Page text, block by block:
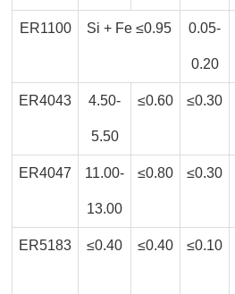
ER1100 Si + Fe ≤0.95 0.05-
0.20
ER4043 4.50-
5.50
≤0.60 ≤0.30
ER4047 11.00-
13.00
≤0.80 ≤0.30
ER5183 ≤0.40 ≤0.40 ≤0.10